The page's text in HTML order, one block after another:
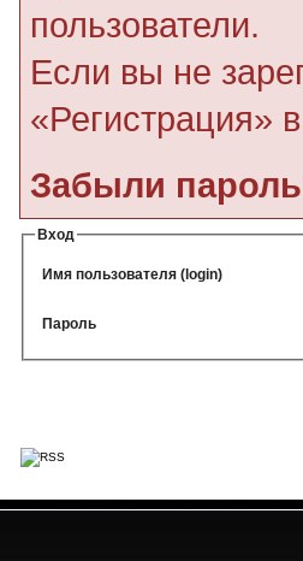
пользователи.
Если вы не
«Регистрация»
Забыли
Вход
Имя пользователя (login)
Пароль